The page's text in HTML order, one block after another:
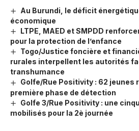
Au Burundi, le déficit
économique
LTPE, MAED et SMPDD
pour la protection de l’enfance
Togo/Justice foncière et
rurales interpellent les autorités
transhumance
Golfe/Rue Positivity : 62 jeunes
première phase de détection
Golfe 3/Rue Positivity : une
mobilisés pour la 2è journée